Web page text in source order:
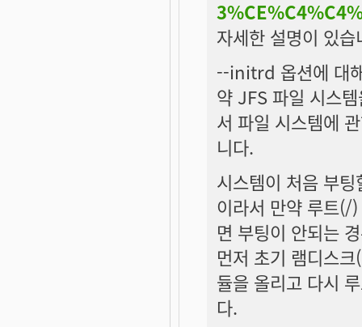
자세한 설명이 있습
--initrd 옵션에 대
약 JFS 파일 시스
서 파일 시스템에
니다.
시스템이 처음 부
이라서 만약 루트(/
면 부팅이 안되는
먼저 초기 램디스
듈을 올리고 다시
다.